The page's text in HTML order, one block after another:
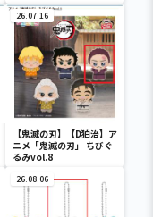
26.07.16
【鬼滅の刃】【D狛治】ア
ニメ「鬼滅の刃」 ちびぐ
るみvol.8
26.08.06